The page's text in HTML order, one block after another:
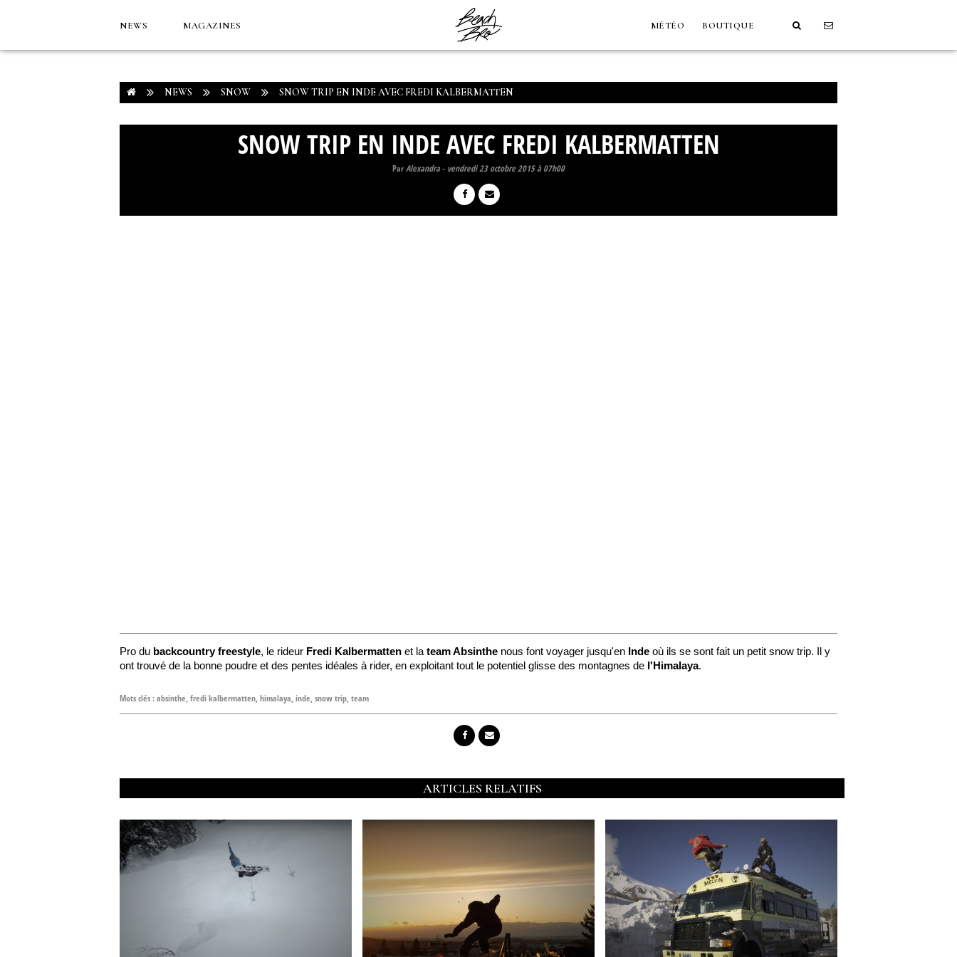
NEWS MAGAZINES MÉTÉO BOUTIQUE
NEWS SNOW SNOW TRIP EN INDE AVEC FREDI KALBERMATTEN
SNOW TRIP EN INDE AVEC FREDI KALBERMATTEN
ParAlexandra- vendredi 23 octobre 2015 à 07h00
Pro du backcountry freestyle, le rideur Fredi Kalbermatten et la team Absinthe nous font voyager jusqu'en Inde où ils se sont fait un petit snow trip. Il y
ont trouvé de la bonne poudre et des pentes idéales à rider, en exploitant tout le potentiel glisse des montagnes de l'Himalaya.
Mots clés :absinthe,fredi kalbermatten,himalaya,inde,snow trip,team
ARTICLES RELATIFS